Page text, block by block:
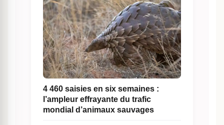
4 460 saisies en six semaines :
l’ampleur effrayante du trafic
mondial d’animaux sauvages